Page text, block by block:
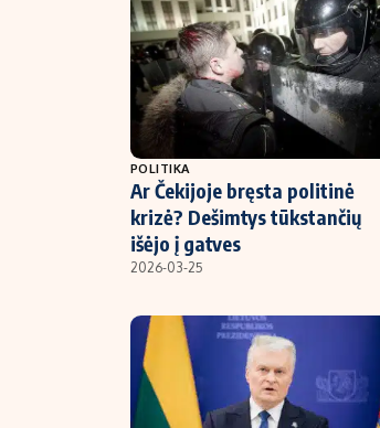
POLITIKA
Ar Čekijoje bręsta politinė
krizė? Dešimtys tūkstančių
išėjo į gatves
2026-03-25